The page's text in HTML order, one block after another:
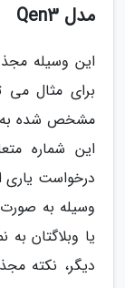
مدل Qen3
این وسیله
برای مثال
مشخص شده به
درخواست یاری
وسیله به
یا وبلاگتان
دیگر، نکته